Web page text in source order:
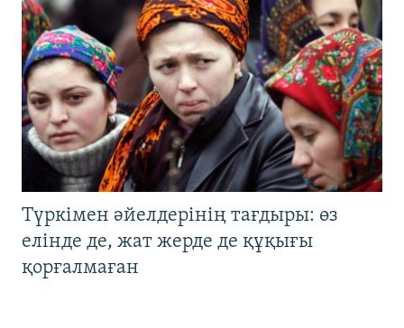
Түркімен әйелдерінің тағдыры: өз
елінде де, жат жерде де құқығы
қорғалмаған